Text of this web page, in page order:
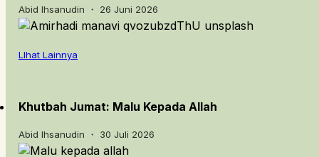
Abid Ihsanudin ・ 26 Juni 2026
LIhat Lainnya
Khutbah Jumat: Malu Kepada Allah
Abid Ihsanudin ・ 30 Juli 2026